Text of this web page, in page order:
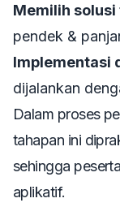
Memilih
pendek &
Implementasi
dijalankan
Dalam proses
tahapan ini
sehingga
aplikatif.